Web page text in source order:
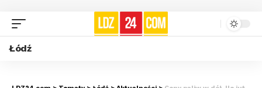
Łódź